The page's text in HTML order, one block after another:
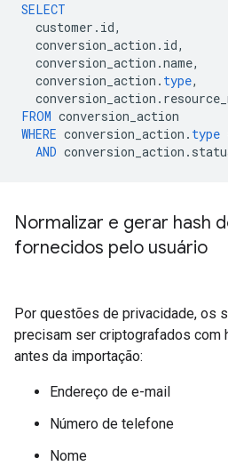
SELECT
customer . id,
conversion_action . id,
conversion_action .name,
conversion_action . type,
conversion_action .
FROM conversion_action
WHERE conversion_action . type
AND conversion_action .
Normalizar e gerar hash
fornecidos pelo usuário
Por questões de privacidade, os
precisam ser criptografados com
antes da importação:
Endereço de e-mail
Número de telefone
Nome